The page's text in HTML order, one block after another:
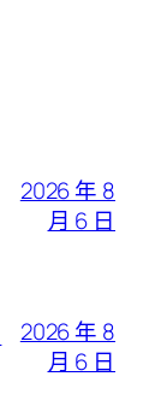
2026 年 8
月 6 日
2026 年 8
月 6 日